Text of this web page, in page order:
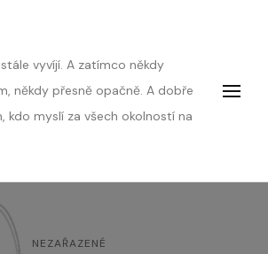
vyvíjí. A zatímco někdy
někdy přesně opačně. A dobře
kdo myslí za všech okolností na
NEZAŘAZENÉ